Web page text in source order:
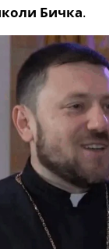
Бичка.